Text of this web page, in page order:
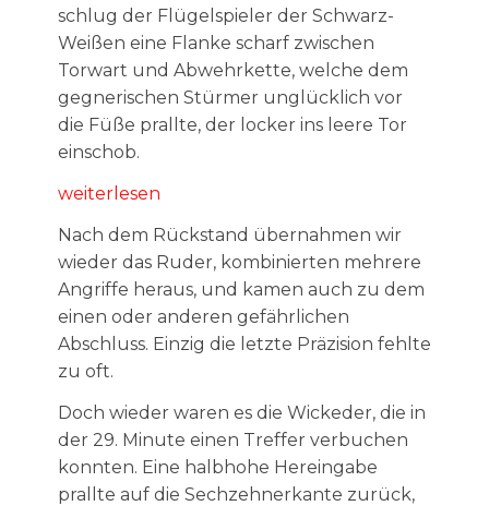
schlug der Flügelspieler der Schwarz-
Weißen eine Flanke scharf zwischen
Torwart und Abwehrkette, welche dem
gegnerischen Stürmer unglücklich vor
die Füße prallte, der locker ins leere Tor
einschob.
weiterlesen
Nach dem Rückstand übernahmen wir
wieder das Ruder, kombinierten mehrere
Angriffe heraus, und kamen auch zu dem
einen oder anderen gefährlichen
Abschluss. Einzig die letzte Präzision fehlte
zu oft.
Doch wieder waren es die Wickeder, die in
der 29. Minute einen Treffer verbuchen
konnten. Eine halbhohe Hereingabe
prallte auf die Sechzehnerkante zurück,